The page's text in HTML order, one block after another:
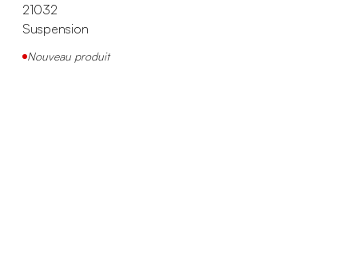
21032
Suspension
Nouveau produit